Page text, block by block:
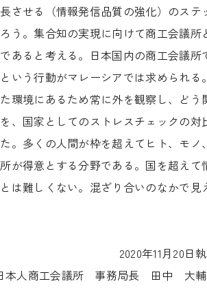
させる（情報発信品質の強化）のステ
う。集合知の実現に向けて商工会議所
あると考える。日本国内の商工会議所
いう行動がマレーシアでは求められる
環境にあるため常に外を観察し、どう
、国家としてのストレスチェックの対
。多くの人間が枠を超えてヒト、モノ
が得意とする分野である。国を超えて
は難しくない。混ざり合いのなかで見
2020年11月20日
本人商工会議所 事務局長 田中 大